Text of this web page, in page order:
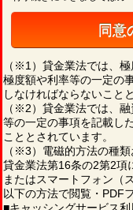
同意
（※1）貸金業法では、
極度額や利率等の一定の
しなければならないこと
（※2）貸金業法では、
等の一定の事項を記載し
こととされています。
（※3）電磁的方法の種類
貸金業法第16条の2第2項
またはスマートフォン（
以下の方法で閲覧・PDF